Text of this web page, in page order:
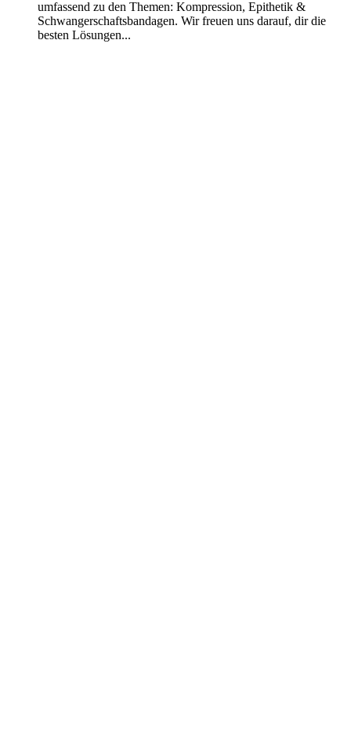
umfassend zu den Themen: Kompression, Epithetik &
Schwangerschaftsbandagen. Wir freuen uns darauf, dir die
besten Lösungen...